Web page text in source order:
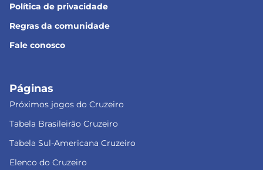
Política de privacidade
Regras da comunidade
Fale conosco
Páginas
Próximos jogos do Cruzeiro
Tabela Brasileirão Cruzeiro
Tabela Sul-Americana Cruzeiro
Elenco do Cruzeiro